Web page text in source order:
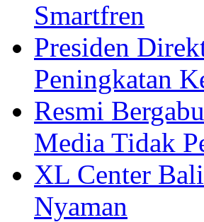
Smartfren
Presiden
Peningkatan
Resmi
Media Tidak
XL Center
Nyaman